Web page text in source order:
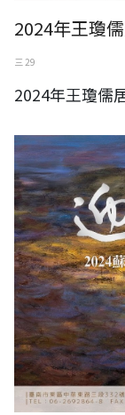
2024年王瓊
三 29
2024年王瓊儒